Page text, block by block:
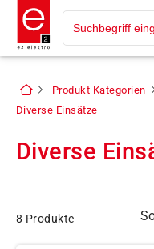
Produkt Kategorien
Diverse Einsätze
Diverse
8 Produkte